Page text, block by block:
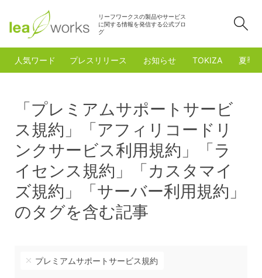
リーフワークスの製品やサービス
に関する情報を発信する公式ブロ
グ
人気ワード プレスリリース お知らせ TOKIZA 夏季
「プレミアムサポートサービ
ス規約」「アフィリコードリ
ンクサービス利用規約」「ラ
イセンス規約」「カスタマイ
ズ規約」「サーバー利用規約」
のタグを含む記事
プレミアムサポートサービス規約